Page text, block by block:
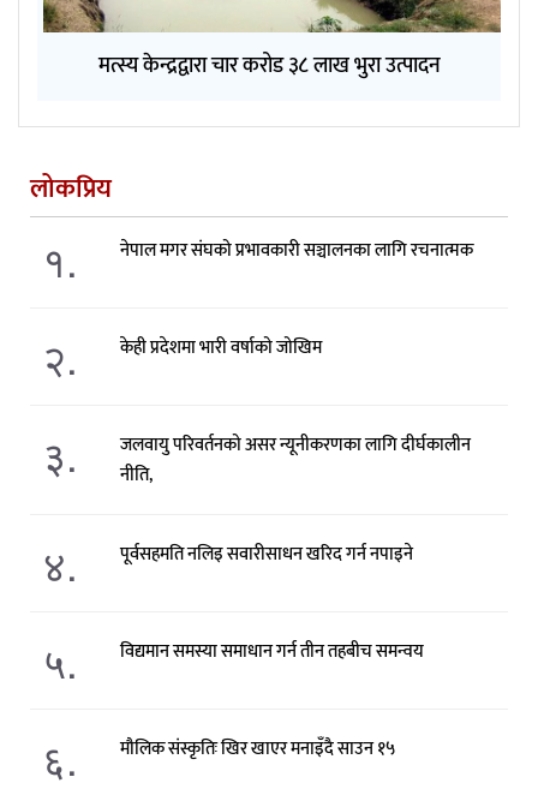
मत्स्य केन्द्रद्वारा चार करोड ३८ लाख भुरा उत्पादन
लोकप्रिय
१. नेपाल मगर संघको प्रभावकारी सञ्चालनका लागि रचनात्मक
२. केही प्रदेशमा भारी वर्षाको जोखिम
३.
जलवायु परिवर्तनको असर न्यूनीकरणका लागि दीर्घकालीन
नीति,
४. पूर्वसहमति नलिइ सवारीसाधन खरिद गर्न नपाइने
५. विद्यमान समस्या समाधान गर्न तीन तहबीच समन्वय
६. मौलिक संस्कृतिः खिर खाएर मनाइँदै साउन १५